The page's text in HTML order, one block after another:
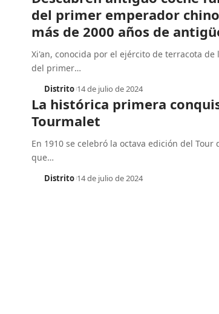
del primer emperador
más de 2000 años de
Xi'an, conocida por el ejército de terracota de
del primer…
Distrito 14 de julio de 2024
La histórica primera
Tourmalet
En 1910 se celebró la octava edición del Tour
que…
Distrito 14 de julio de 2024